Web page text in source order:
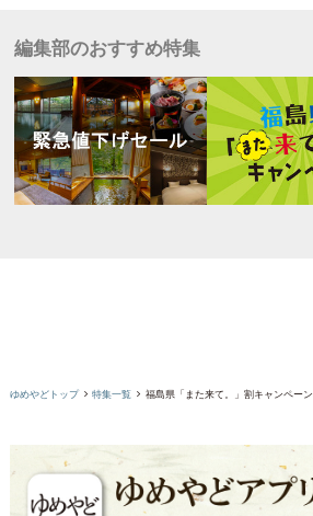
編集部のおすすめ特集
ゆめやどトップ 特集一覧 福島県「また来て。」割キャンペーン